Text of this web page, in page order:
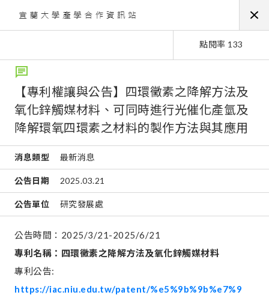
點閱率 133
【專利權讓與公告】四環黴素之降解方法及
氧化鋅觸媒材料、可同時進行光催化產氫及
降解環氧四環素之材料的製作方法與其應用
消息類型 最新消息
公告日期 2025.03.21
公告單位 研究發展處
公告時間：2025/3/21-2025/6/21
專利名稱：四環黴素之降解方法及氧化鋅觸媒材料
專利公告:
https://iac.niu.edu.tw/patent/%e5%9b%9b%e7%9